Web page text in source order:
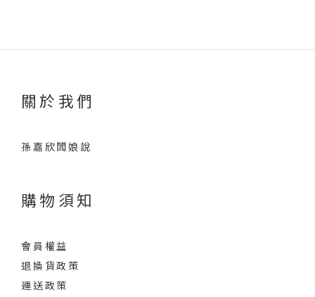
關於我們
孫嘉欣闆娘說
購物須知
會員權益
退換貨政策
運送政策